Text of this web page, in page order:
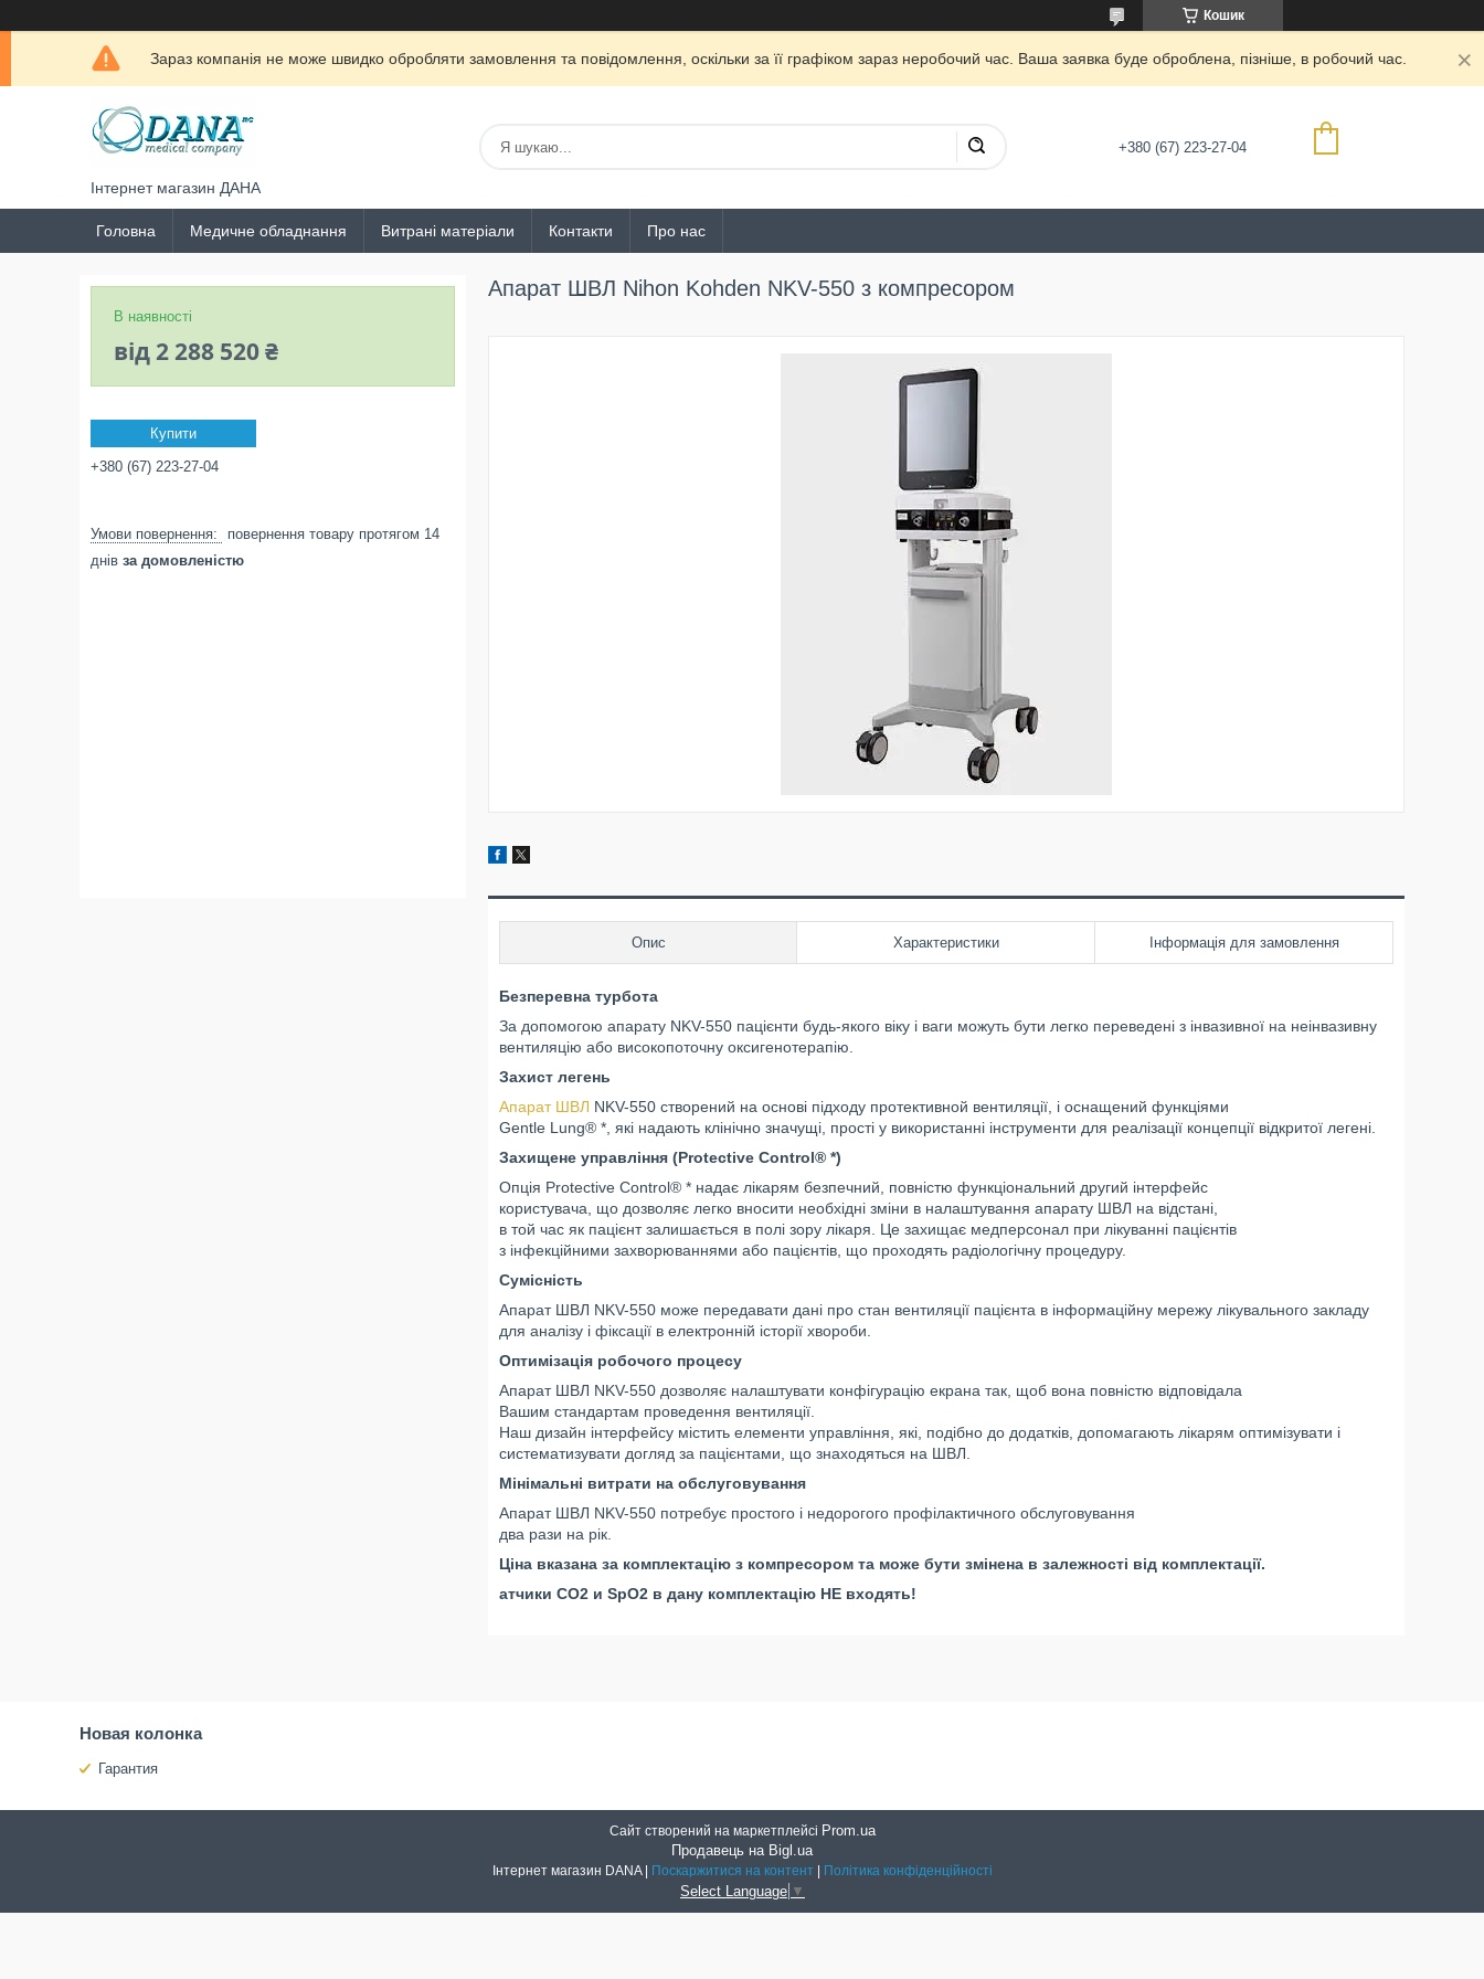
Кошик
Зараз компанія не може швидко обробляти замовлення та повідомлення, оскільки за її графіком зараз неробочий час. Ваша заявка буде оброблена, пізніше, в робочий час.
Інтернет магазин ДАНА
+380 (67) 223-27-04
Головна Медичне обладнання Витрані матеріали Контакти Про нас
Апарат ШВЛ Nihon Kohden NKV-550 з компресором
Опис Характеристики Інформація для замовлення
Безперевна турбота
За допомогою апарату NKV-550 пацієнти будь-якого віку і ваги можуть бути легко переведені з інвазивної на неінвазивну
вентиляцію або високопоточну оксигенотерапію.
Захист легень
Апарат ШВЛ NKV-550 створений на основі підходу протективной вентиляції, і оснащений функціями
Gentle Lung® *, які надають клінічно значущі, прості у використанні інструменти для реалізації концепції відкритої легені.
Захищене управління (Protective Control® *)
Опція Protective Control® * надає лікарям безпечний, повністю функціональний другий інтерфейс
користувача, що дозволяє легко вносити необхідні зміни в налаштування апарату ШВЛ на відстані,
в той час як пацієнт залишається в полі зору лікаря. Це захищає медперсонал при лікуванні пацієнтів
з інфекційними захворюваннями або пацієнтів, що проходять радіологічну процедуру.
Сумісність
Апарат ШВЛ NKV-550 може передавати дані про стан вентиляції пацієнта в інформаційну мережу лікувального закладу
для аналізу і фіксації в електронній історії хвороби.
Оптимізація робочого процесу
Апарат ШВЛ NKV-550 дозволяє налаштувати конфігурацію екрана так, щоб вона повністю відповідала
Вашим стандартам проведення вентиляції.
Наш дизайн інтерфейсу містить елементи управління, які, подібно до додатків, допомагають лікарям оптимізувати і
систематизувати догляд за пацієнтами, що знаходяться на ШВЛ.
Мінімальні витрати на обслуговування
Апарат ШВЛ NKV-550 потребує простого і недорогого профілактичного обслуговування
два рази на рік.
Ціна вказана за комплектацію з компресором та може бути змінена в залежності від комплектації.
атчики СО2 и SpO2 в дану комплектацію НЕ входять!
В наявності
від 2 288 520 ₴
Купити
+380 (67) 223-27-04
повернення товару протягом 14
днів за домовленістю
Новая колонка
Гарантия
Сайт створений на маркетплейсі Prom.ua
Продавець на Bigl.ua
Поскаржитися на контент Політика конфіденційності
Select Language ▼